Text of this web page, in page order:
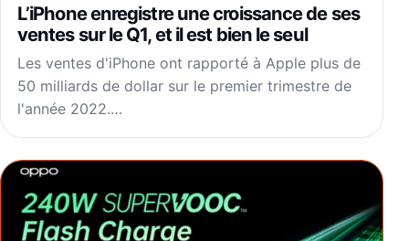
L’iPhone enregistre une croissance de ses
ventes sur le Q1, et il est bien le seul
Les ventes d'iPhone ont rapporté à Apple plus de
50 milliards de dollar sur le premier trimestre de
l'année 2022.…